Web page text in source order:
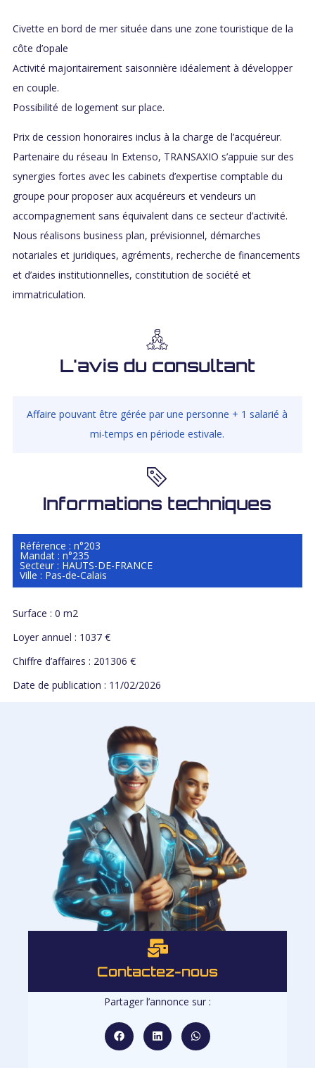
Civette en bord de mer située dans une zone touristique de la
côte d’opale
Activité majoritairement saisonnière idéalement à développer
en couple.
Possibilité de logement sur place.
Prix de cession honoraires inclus à la charge de l’acquéreur.
Partenaire du réseau In Extenso, TRANSAXIO s’appuie sur des
synergies fortes avec les cabinets d’expertise comptable du
groupe pour proposer aux acquéreurs et vendeurs un
accompagnement sans équivalent dans ce secteur d’activité.
Nous réalisons business plan, prévisionnel, démarches
notariales et juridiques, agréments, recherche de financements
et d’aides institutionnelles, constitution de société et
immatriculation.
L'avis du consultant
Affaire pouvant être gérée par une personne + 1 salarié à
mi-temps en période estivale.
Informations techniques
Référence : n°203
Mandat : n°235
Secteur : HAUTS-DE-FRANCE
Ville : Pas-de-Calais
Surface : 0 m2
Loyer annuel : 1037 €
Chiffre d’affaires : 201306 €
Date de publication : 11/02/2026
Contactez-nous
Partager l’annonce sur :